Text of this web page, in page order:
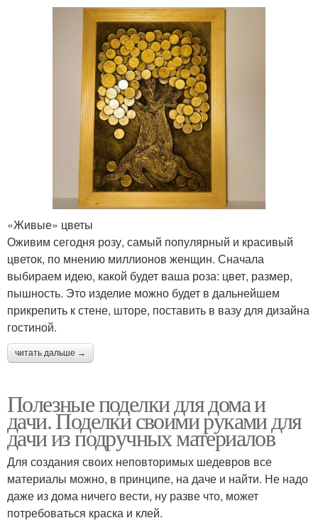
«Живые» цветы
Оживим сегодня розу, самый популярный и красивый
цветок, по мнению миллионов женщин. Сначала
выбираем идею, какой будет ваша роза: цвет, размер,
пышность. Это изделие можно будет в дальнейшем
прикрепить к стене, шторе, поставить в вазу для дизайна
гостиной.
читать дальше →
Полезные поделки для дома и
дачи. Поделки своими руками для
дачи из подручных материалов
Для создания своих неповторимых шедевров все
материалы можно, в принципе, на даче и найти. Не надо
даже из дома ничего вести, ну разве что, может
потребоваться краска и клей.